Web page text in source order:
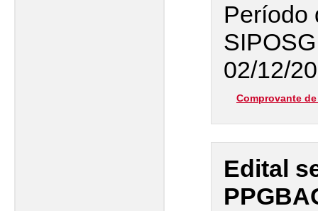
Período
02/12/
Comprovante
Edital